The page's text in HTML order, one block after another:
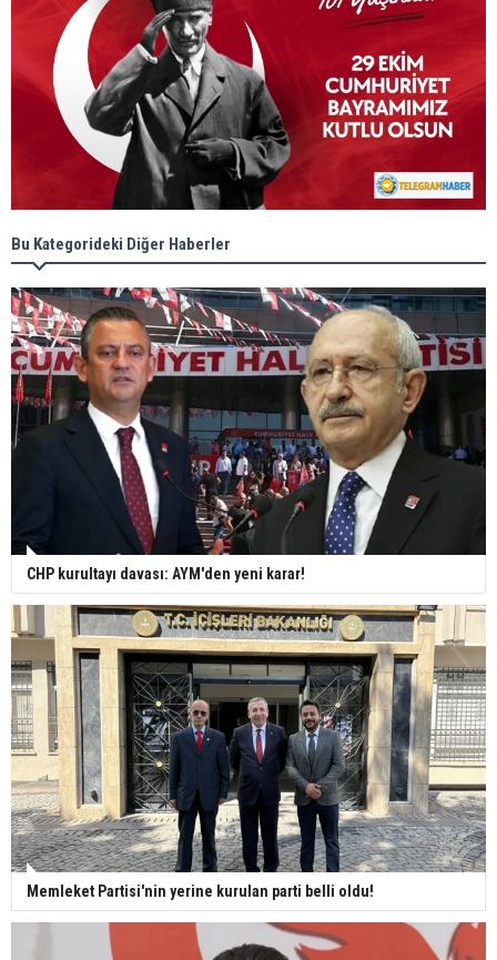
Bu Kategorideki Diğer Haberler
CHP kurultayı davası: AYM'den yeni karar!
Memleket Partisi'nin yerine kurulan parti belli oldu!